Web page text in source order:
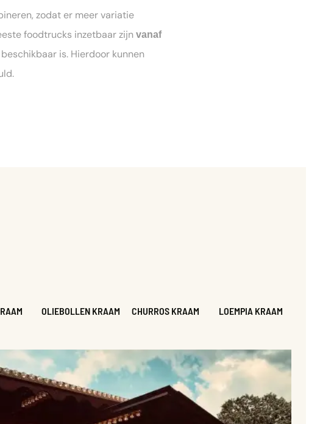
zodat er meer variatie
foodtrucks inzetbaar zijn vanaf
is. Hierdoor kunnen
OLIEBOLLEN KRAAM CHURROS KRAAM LOEMPIA KRAAM